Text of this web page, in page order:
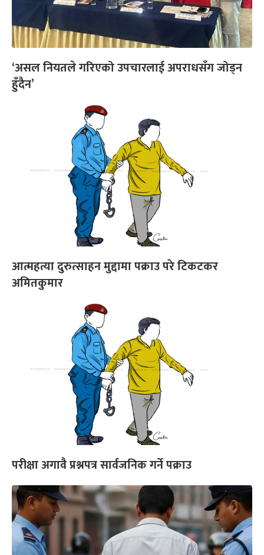
‘असल नियतले गरिएको उपचारलाई अपराधसँग जोड्न
हुँदैन’
आत्महत्या दुरुत्साहन मुद्दामा पक्राउ परे टिकटकर
अमितकुमार
परीक्षा अगावै प्रश्नपत्र सार्वजनिक गर्ने पक्राउ